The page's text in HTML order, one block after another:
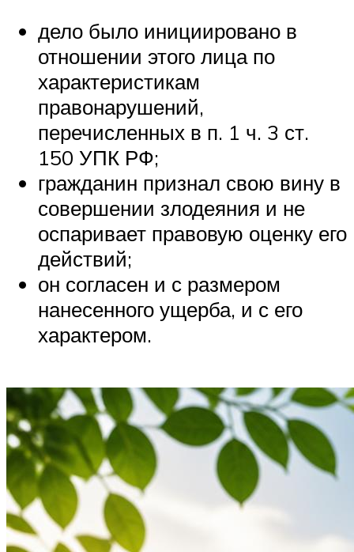
дело было инициировано в
отношении этого лица по
характеристикам
правонарушений,
перечисленных в п. 1 ч. 3 ст.
150 УПК РФ;
гражданин признал свою вину в
совершении злодеяния и не
оспаривает правовую оценку его
действий;
он согласен и с размером
нанесенного ущерба, и с его
характером.